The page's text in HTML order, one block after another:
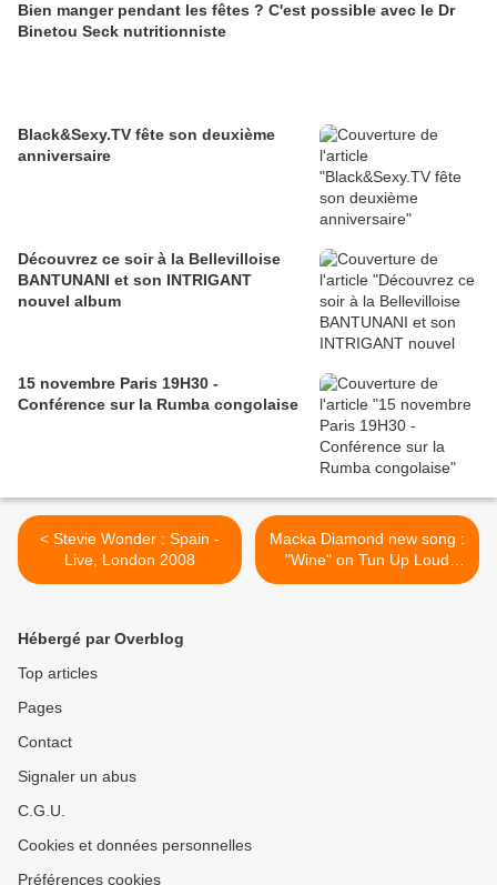
Bien manger pendant les fêtes ? C'est possible avec le Dr
Binetou Seck nutritionniste
Black&Sexy.TV fête son deuxième
anniversaire
Découvrez ce soir à la Bellevilloise
BANTUNANI et son INTRIGANT
nouvel album
15 novembre Paris 19H30 -
Conférence sur la Rumba congolaise
< Stevie Wonder : Spain -
Live, London 2008
Macka Diamond new song :
"Wine" on Tun Up Loud
riddim Official >
Hébergé par Overblog
Top articles
Pages
Contact
Signaler un abus
C.G.U.
Cookies et données personnelles
Préférences cookies